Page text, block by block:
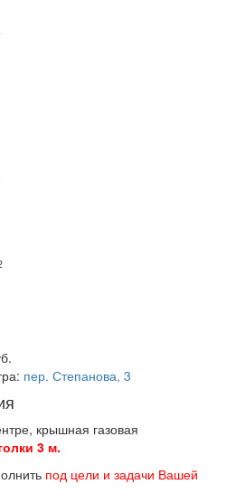
пер. Степанова, 3
крышная газовая
3 м.
под цели и задачи Вашей